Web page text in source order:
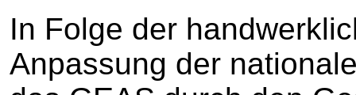
In Folge der
Anpassung der